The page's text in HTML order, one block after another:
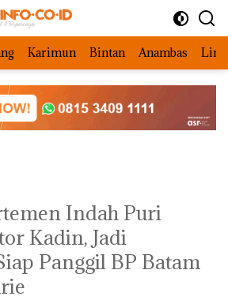
Karimun Bintan Anambas
Indah Puri
Kadin, Jadi
Panggil BP Batam